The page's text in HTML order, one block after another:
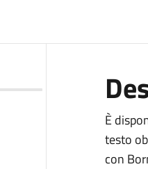
È
testo
con